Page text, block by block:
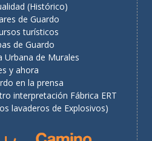
(Histórico)
de Guardo
turísticos
de Guardo
Urbana de Murales
y ahora
en la prensa
interpretación Fábrica ERT
lavaderos de Explosivos)